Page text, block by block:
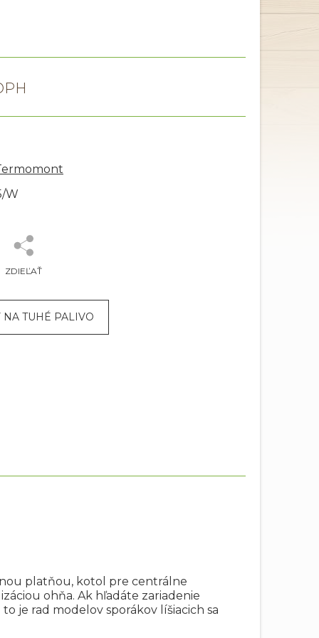
ZDIEĽAŤ
W
NA TUHÉ PALIVO
platňou, kotol pre centrálne
ohňa. Ak hľadáte zariadenie
je rad modelov sporákov líšiacich sa